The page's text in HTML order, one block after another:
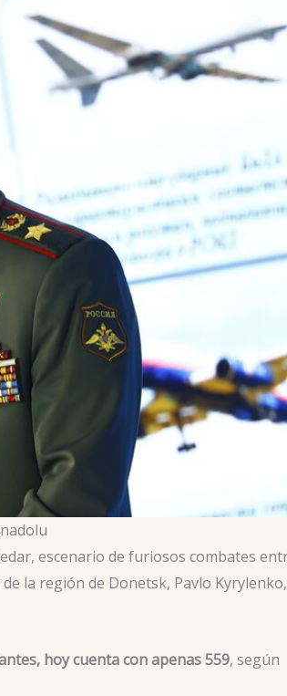
escenario de furiosos combates
la región de Donetsk, Pavlo
hoy cuenta con apenas 559, según